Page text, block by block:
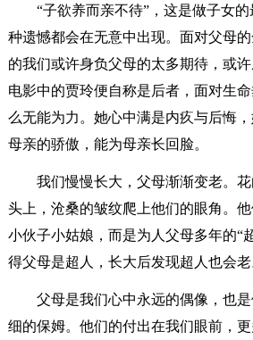
“子欲养而亲不待”，这是做子女
种遗憾都会在无意中出现。面对父母
的我们或许身负父母的太多期待，或许
电影中的贾玲便自称是后者，面对生
么无能为力。她心中满是内疚与后悔
母亲的骄傲，能为母亲长回脸。
我们慢慢长大，父母渐渐变老。
头上，沧桑的皱纹爬上他们的眼角。
小伙子小姑娘，而是为人父母多年的“
得父母是超人，长大后发现超人也会老
父母是我们心中永远的偶像，也
细的保姆。他们的付出在我们眼前，